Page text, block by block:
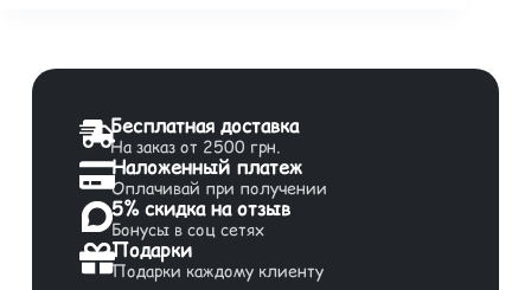
Бесплатная доставка
На заказ от 2500 грн.
Наложенный платеж
Оплачивай при получении
5% скидка на отзыв
Бонусы в соц сетях
Подарки
Подарки каждому клиенту